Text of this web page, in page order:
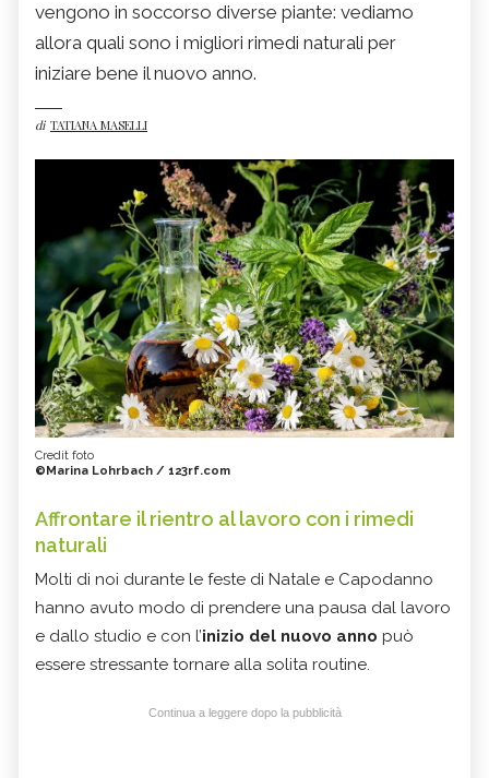
vengono in soccorso diverse piante: vediamo
allora quali sono i migliori rimedi naturali per
iniziare bene il nuovo anno.
di TATIANA MASELLI
Credit foto
©Marina Lohrbach / 123rf.com
Affrontare il rientro al lavoro con i rimedi
naturali
Molti di noi durante le feste di Natale e Capodanno
hanno avuto modo di prendere una pausa dal lavoro
e dallo studio e con l’inizio del nuovo anno può
essere stressante tornare alla solita routine.
Continua a leggere dopo la pubblicità